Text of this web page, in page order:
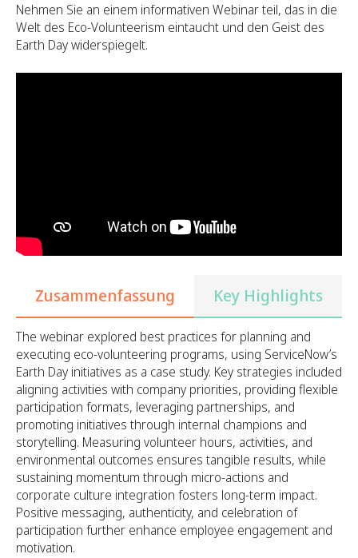
Nehmen Sie an einem informativen Webinar teil, das in die
Welt des Eco-Volunteerism eintaucht und den Geist des
Earth Day widerspiegelt.
Zusammenfassung Key Highlights
The webinar explored best practices for planning and
executing eco-volunteering programs, using ServiceNow’s
Earth Day initiatives as a case study. Key strategies included
aligning activities with company priorities, providing flexible
participation formats, leveraging partnerships, and
promoting initiatives through internal champions and
storytelling. Measuring volunteer hours, activities, and
environmental outcomes ensures tangible results, while
sustaining momentum through micro-actions and
corporate culture integration fosters long-term impact.
Positive messaging, authenticity, and celebration of
participation further enhance employee engagement and
motivation.